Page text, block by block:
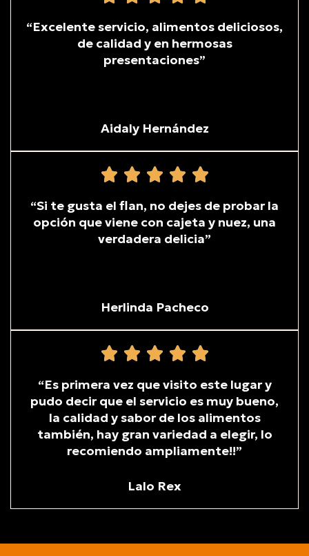
“Excelente servicio, alimentos deliciosos,
de calidad y en hermosas
presentaciones”
Aidaly Hernández
“Si te gusta el flan, no dejes de probar la
opción que viene con cajeta y nuez, una
verdadera delicia”
Herlinda Pacheco
“Es primera vez que visito este lugar y
pudo decir que el servicio es muy bueno,
la calidad y sabor de los alimentos
también, hay gran variedad a elegir, lo
recomiendo ampliamente!!”
Lalo Rex